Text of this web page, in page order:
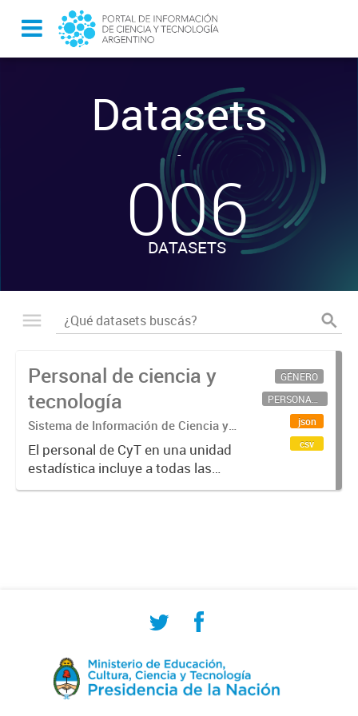
Datasets
-
006
DATASETS
Personal de ciencia y
tecnología
Sistema de Información de Ciencia y
Tecnología Argentino (SICYTAR)
El personal de CyT en una unidad
estadística incluye a todas las
personas involucradas
GÉNERO
PERSONAL CIENTÍFICO-TECNOLÓGICO
json
csv